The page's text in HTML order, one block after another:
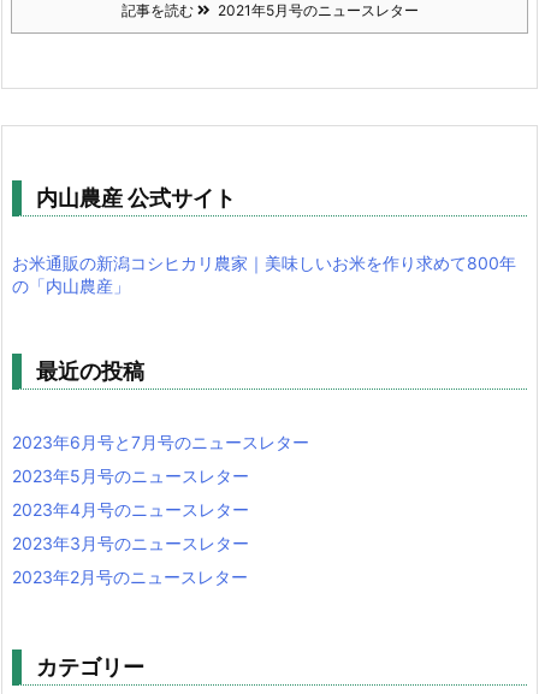
記事を読む 2021年5月号のニュースレター
内山農産 公式サイト
お米通販の新潟コシヒカリ農家｜美味しいお米を作り求めて800年
の「内山農産」
最近の投稿
2023年6月号と7月号のニュースレター
2023年5月号のニュースレター
2023年4月号のニュースレター
2023年3月号のニュースレター
2023年2月号のニュースレター
カテゴリー